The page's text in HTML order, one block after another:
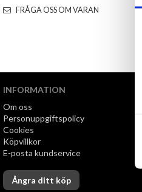
FRÅGA OSS OM VARAN
INFORMATION
Om oss
Personuppgiftspolicy
Cookies
Köpvillkor
E-posta kundservice
Ångra ditt köp